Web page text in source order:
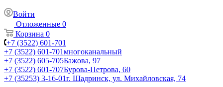
Войти
Отложенные 0
Корзина 0
+7 (3522) 601-701
+7 (3522) 601-701многоканальный
+7 (3522) 605-705Бажова, 97
+7 (3522) 601-707Бурова-Петрова, 60
+7 (35253) 3-16-01г. Шадринск, ул. Михайловская, 74